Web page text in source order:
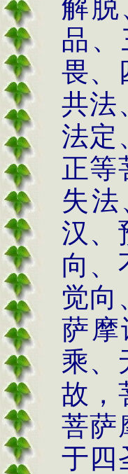
解脱
品
畏、
共法
法定
正等
失
汉、
向、
觉向
萨摩
乘、
故，
菩萨
于四